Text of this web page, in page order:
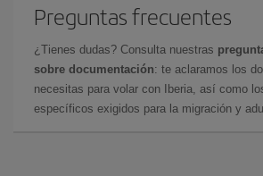
Preguntas frecuentes
¿Tienes dudas? Consulta nuestras
sobre documentación: te aclaramos los
necesitas para volar con Iberia, así como
específicos exigidos para la migración y